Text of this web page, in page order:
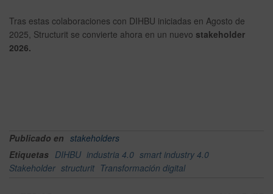
Tras estas colaboraciones con DIHBU iniciadas en Agosto de
2025, Structurit se convierte ahora en un nuevo stakeholder
2026.
Publicado en stakeholders
Etiquetas DIHBU industria 4.0 smart industry 4.0
Stakeholder structurit Transformación digital